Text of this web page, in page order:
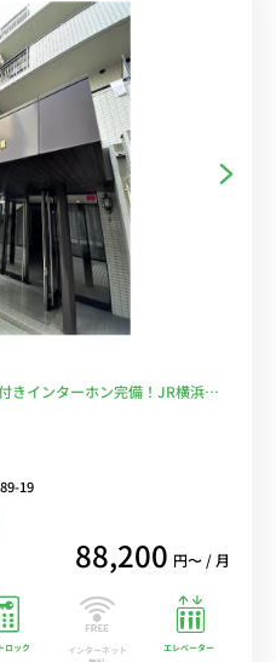
きインターホン完備！JR横浜線
miniピアゴ」やMEGAドン・キ
ル中！
19
88,200 円〜 / 月
ロック
インターネット
エレベーター